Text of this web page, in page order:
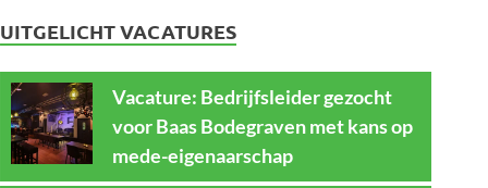
UITGELICHT VACATURES
Vacature: Bedrijfsleider gezocht
voor Baas Bodegraven met kans op
mede-eigenaarschap